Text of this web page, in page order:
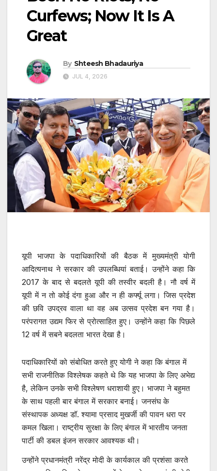
Curfews; Now It Is A
Great
By Shteesh Bhadauriya
JUL 4, 2026
यूपी भाजपा के पदाधिकारियों की बैठक में मुख्यमंत्री योगी
आदित्यनाथ ने सरकार की उपलब्धियां बताई। उन्होंने कहा कि
2017 के बाद से बदलते यूपी की तस्वीर बदली है। नौ वर्ष में
यूपी में न तो कोई दंगा हुआ और न ही कर्फ्यू लगा। जिस प्रदेश
की छवि उपद्रव वाला था वह अब उत्सव प्रदेश बन गया है।
परंपरागत उद्यम फिर से प्रोत्साहित हुए। उन्होंने कहा कि पिछले
12 वर्ष में सबने बदलता भारत देखा है।
पदाधिकारियों को संबोधित करते हुए योगी ने कहा कि बंगाल में
सभी राजनीतिक विश्लेषक कहते थे कि यह भाजपा के लिए अभेद्य
है, लेकिन उनके सभी विश्लेषण धराशायी हुए। भाजपा ने बहुमत
के साथ पहली बार बंगाल में सरकार बनाई। जनसंघ के
संस्थापक अध्यक्ष डॉ. श्यामा प्रसाद मुखर्जी की पावन धरा पर
कमल खिला। राष्ट्रीय सुरक्षा के लिए बंगाल में भारतीय जनता
पार्टी की डबल इंजन सरकार आवश्यक थी।
उन्होंने प्रधानमंत्री नरेंद्र मोदी के कार्यकाल की प्रशंसा करते